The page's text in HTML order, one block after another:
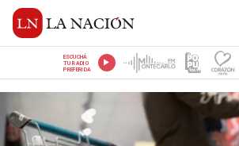
ESCUCHÁ
TU RADIO
PREFERIDA